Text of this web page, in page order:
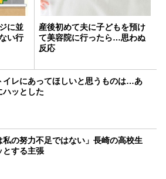
に並
い行
産後初めて夫に子どもを預け
て美容院に行ったら…思わぬ
反応
イレにあってほしいと思うものは…あ
ハッとした
私の努力不足ではない」長崎の高校生
する主張